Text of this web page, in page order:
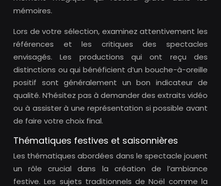
mémoires.
Lors de votre sélection, examinez attentivement les
références et les critiques des spectacles
envisagés. Les productions qui ont reçu des
distinctions ou qui bénéficient d’un bouche-à-oreille
positif sont généralement un bon indicateur de
qualité. N’hésitez pas à demander des extraits vidéo
ou à assister à une représentation si possible avant
de faire votre choix final.
Thématiques festives et saisonnières
Les thématiques abordées dans le spectacle jouent
un rôle crucial dans la création de l’ambiance
festive. Les sujets traditionnels de Noël comme la